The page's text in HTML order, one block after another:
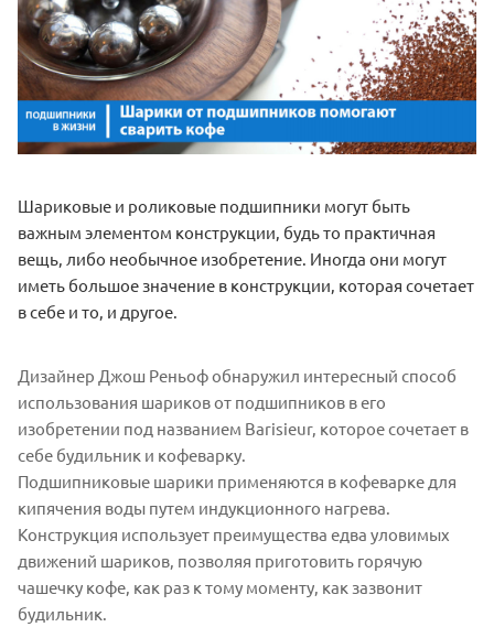
Шариковые и роликовые подшипники могут быть
важным элементом конструкции, будь то практичная
вещь, либо необычное изобретение. Иногда они могут
иметь большое значение в конструкции, которая сочетает
в себе и то, и другое.
Дизайнер Джош Реньоф обнаружил интересный способ
использования шариков от подшипников в его
изобретении под названием Barisieur, которое сочетает в
себе будильник и кофеварку.
Подшипниковые шарики применяются в кофеварке для
кипячения воды путем индукционного нагрева.
Конструкция использует преимущества едва уловимых
движений шариков, позволяя приготовить горячую
чашечку кофе, как раз к тому моменту, как зазвонит
будильник.